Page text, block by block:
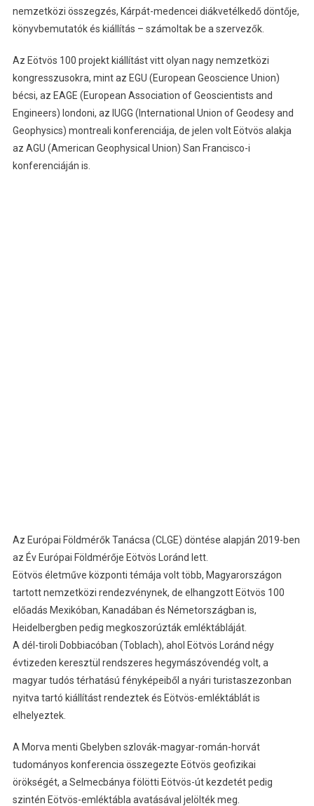
nemzetközi összegzés, Kárpát-medencei diákvetélkedő döntője,
könyvbemutatók és kiállítás – számoltak be a szervezők.
Az Eötvös 100 projekt kiállítást vitt olyan nagy nemzetközi
kongresszusokra, mint az EGU (European Geoscience Union)
bécsi, az EAGE (European Association of Geoscientists and
Engineers) londoni, az IUGG (International Union of Geodesy and
Geophysics) montreali konferenciája, de jelen volt Eötvös alakja
az AGU (American Geophysical Union) San Francisco-i
konferenciáján is.
Az Európai Földmérők Tanácsa (CLGE) döntése alapján 2019-ben
az Év Európai Földmérője Eötvös Loránd lett.
Eötvös életműve központi témája volt több, Magyarországon
tartott nemzetközi rendezvénynek, de elhangzott Eötvös 100
előadás Mexikóban, Kanadában és Németországban is,
Heidelbergben pedig megkoszorúzták emléktábláját.
A dél-tiroli Dobbiacóban (Toblach), ahol Eötvös Loránd négy
évtizeden keresztül rendszeres hegymászóvendég volt, a
magyar tudós térhatású fényképeiből a nyári turistaszezonban
nyitva tartó kiállítást rendeztek és Eötvös-emléktáblát is
elhelyeztek.
A Morva menti Gbelyben szlovák-magyar-román-horvát
tudományos konferencia összegezte Eötvös geofizikai
örökségét, a Selmecbánya fölötti Eötvös-út kezdetét pedig
szintén Eötvös-emléktábla avatásával jelölték meg.